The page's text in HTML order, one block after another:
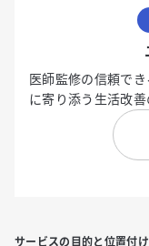
医師監修の信頼で
に寄り添う生活改善
サービスの目的と位置付け